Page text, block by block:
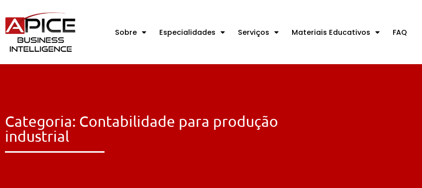
Sobre Especialidades Serviços Materiais Educativos FAQ
Categoria: Contabilidade para produção
industrial